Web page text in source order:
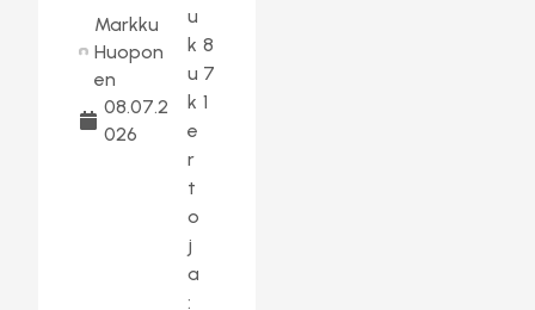
Markku
Huopon
en
08.07.2
026
u
k
u
k
e
r
t
o
j
a
:
8
7
1